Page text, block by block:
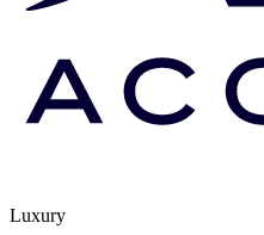
Luxury